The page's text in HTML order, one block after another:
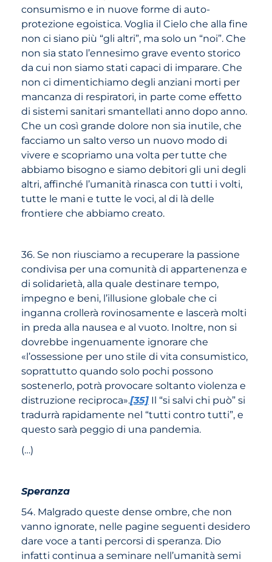
consumismo e in nuove forme di auto-
protezione egoistica. Voglia il Cielo che alla fine
non ci siano più “gli altri”, ma solo un “noi”. Che
non sia stato l’ennesimo grave evento storico
da cui non siamo stati capaci di imparare. Che
non ci dimentichiamo degli anziani morti per
mancanza di respiratori, in parte come effetto
di sistemi sanitari smantellati anno dopo anno.
Che un così grande dolore non sia inutile, che
facciamo un salto verso un nuovo modo di
vivere e scopriamo una volta per tutte che
abbiamo bisogno e siamo debitori gli uni degli
altri, affinché l’umanità rinasca con tutti i volti,
tutte le mani e tutte le voci, al di là delle
frontiere che abbiamo creato.
36. Se non riusciamo a recuperare la passione
condivisa per una comunità di appartenenza e
di solidarietà, alla quale destinare tempo,
impegno e beni, l’illusione globale che ci
inganna crollerà rovinosamente e lascerà molti
in preda alla nausea e al vuoto. Inoltre, non si
dovrebbe ingenuamente ignorare che
«l’ossessione per uno stile di vita consumistico,
soprattutto quando solo pochi possono
sostenerlo, potrà provocare soltanto violenza e
distruzione reciproca».[35] Il “si salvi chi può” si
tradurrà rapidamente nel “tutti contro tutti”, e
questo sarà peggio di una pandemia.
(…)
Speranza
54. Malgrado queste dense ombre, che non
vanno ignorate, nelle pagine seguenti desidero
dare voce a tanti percorsi di speranza. Dio
infatti continua a seminare nell’umanità semi